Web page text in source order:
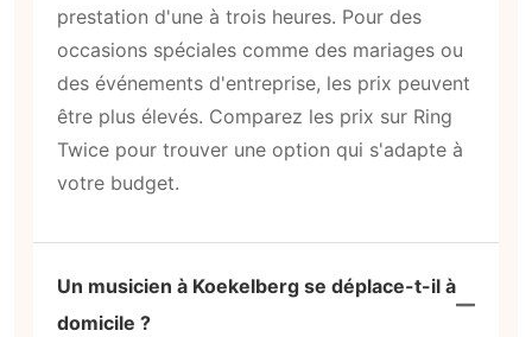
prestation d'une à trois heures. Pour des
occasions spéciales comme des mariages ou
des événements d'entreprise, les prix peuvent
être plus élevés. Comparez les prix sur Ring
Twice pour trouver une option qui s'adapte à
votre budget.
Un musicien à Koekelberg se déplace-t-il à
domicile ?